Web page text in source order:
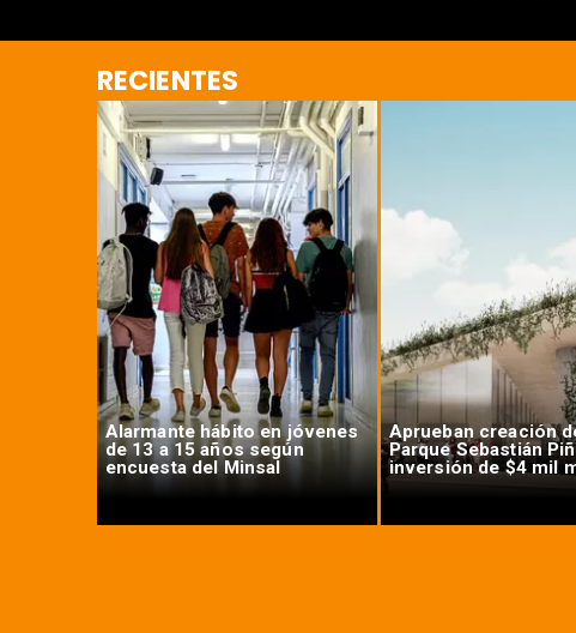
Alarmante hábito en jóvenes
de 13 a 15 años según
encuesta del Minsal
Aprueban creación
Parque Sebastián
inversión de $4 mil
RECIENTES